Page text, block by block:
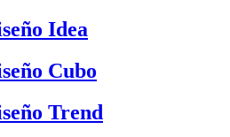
Idea
Cubo
Trend